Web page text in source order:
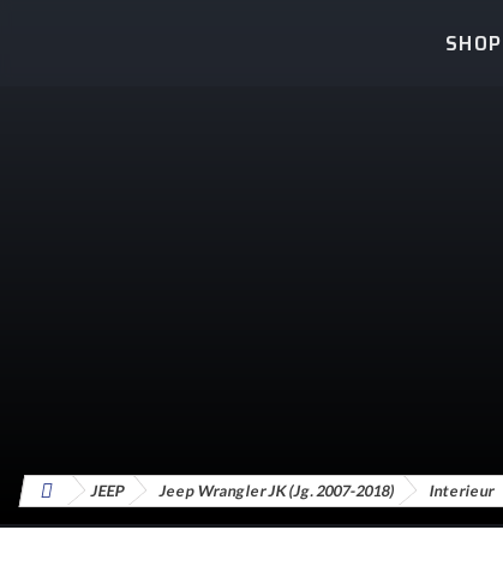
JEEP Jeep Wrangler JK (Jg. 2007-2018) Interieur